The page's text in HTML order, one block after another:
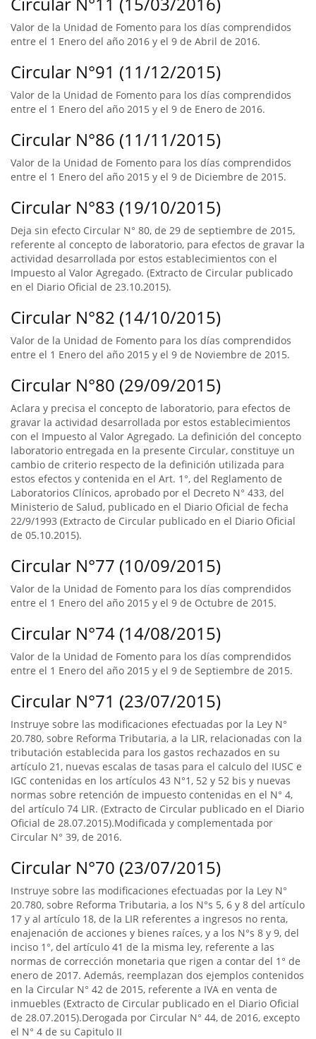
Valor de la Unidad de Fomento para los días comprendidos
entre el 1 Enero del año 2016 y el 9 de Abril de 2016.
Circular N°91 (11/12/2015)
Valor de la Unidad de Fomento para los días comprendidos
entre el 1 Enero del año 2015 y el 9 de Enero de 2016.
Circular N°86 (11/11/2015)
Valor de la Unidad de Fomento para los días comprendidos
entre el 1 Enero del año 2015 y el 9 de Diciembre de 2015.
Circular N°83 (19/10/2015)
Deja sin efecto Circular N° 80, de 29 de septiembre de 2015,
referente al concepto de laboratorio, para efectos de gravar la
actividad desarrollada por estos establecimientos con el
Impuesto al Valor Agregado. (Extracto de Circular publicado
en el Diario Oficial de 23.10.2015).
Circular N°82 (14/10/2015)
Valor de la Unidad de Fomento para los días comprendidos
entre el 1 Enero del año 2015 y el 9 de Noviembre de 2015.
Circular N°80 (29/09/2015)
Aclara y precisa el concepto de laboratorio, para efectos de
gravar la actividad desarrollada por estos establecimientos
con el Impuesto al Valor Agregado. La definición del concepto
laboratorio entregada en la presente Circular, constituye un
cambio de criterio respecto de la definición utilizada para
estos efectos y contenida en el Art. 1°, del Reglamento de
Laboratorios Clínicos, aprobado por el Decreto N° 433, del
Ministerio de Salud, publicado en el Diario Oficial de fecha
22/9/1993 (Extracto de Circular publicado en el Diario Oficial
de 05.10.2015).
Circular N°77 (10/09/2015)
Valor de la Unidad de Fomento para los días comprendidos
entre el 1 Enero del año 2015 y el 9 de Octubre de 2015.
Circular N°74 (14/08/2015)
Valor de la Unidad de Fomento para los días comprendidos
entre el 1 Enero del año 2015 y el 9 de Septiembre de 2015.
Circular N°71 (23/07/2015)
Instruye sobre las modificaciones efectuadas por la Ley N°
20.780, sobre Reforma Tributaria, a la LIR, relacionadas con la
tributación establecida para los gastos rechazados en su
artículo 21, nuevas escalas de tasas para el calculo del IUSC e
IGC contenidas en los artículos 43 N°1, 52 y 52 bis y nuevas
normas sobre retención de impuesto contenidas en el N° 4,
del artículo 74 LIR. (Extracto de Circular publicado en el Diario
Oficial de 28.07.2015).Modificada y complementada por
Circular N° 39, de 2016.
Circular N°70 (23/07/2015)
Instruye sobre las modificaciones efectuadas por la Ley N°
20.780, sobre Reforma Tributaria, a los N°s 5, 6 y 8 del artículo
17 y al artículo 18, de la LIR referentes a ingresos no renta,
enajenación de acciones y bienes raíces, y a los N°s 8 y 9, del
inciso 1°, del artículo 41 de la misma ley, referente a las
normas de corrección monetaria que rigen a contar del 1° de
enero de 2017. Además, reemplazan dos ejemplos contenidos
en la Circular N° 42 de 2015, referente a IVA en venta de
inmuebles (Extracto de Circular publicado en el Diario Oficial
de 28.07.2015).Derogada por Circular N° 44, de 2016, excepto
el N° 4 de su Capitulo II